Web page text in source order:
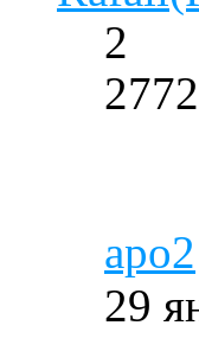
2
2772
apo2
29